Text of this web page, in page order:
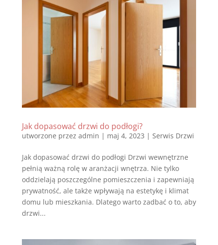
Jak dopasować drzwi do podłogi?
utworzone przez admin | maj 4, 2023 | Serwis Drzwi
Jak dopasować drzwi do podłogi Drzwi wewnętrzne
pełnią ważną rolę w aranżacji wnętrza. Nie tylko
oddzielają poszczególne pomieszczenia i zapewniają
prywatność, ale także wpływają na estetykę i klimat
domu lub mieszkania. Dlatego warto zadbać o to, aby
drzwi...